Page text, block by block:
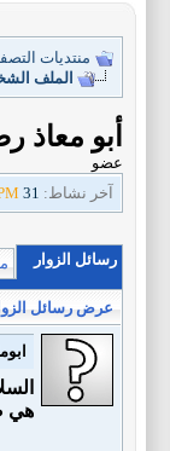
منتديات
الملف
أبو معاذ
عضو
آخر نشاط:
رسائل الزوار
عرض رسائل الزوار 1
هي